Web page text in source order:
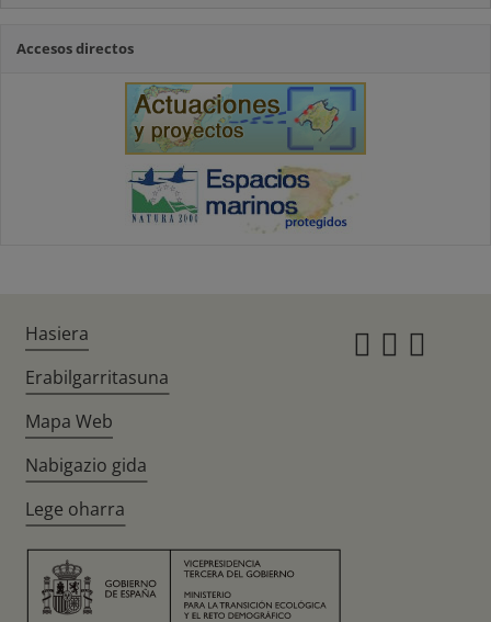
Accesos directos
Hasiera
Erabilgarritasuna
Mapa Web
Nabigazio gida
Lege oharra